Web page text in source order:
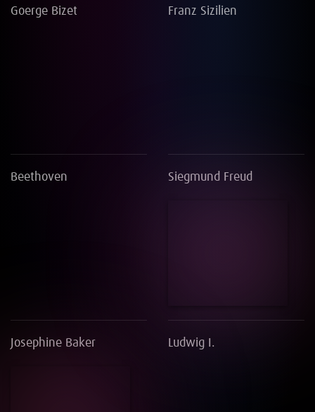
Goerge Bizet
Beethoven
Josephine Baker
Franz Sizilien
Siegmund Freud
Ludwig I.